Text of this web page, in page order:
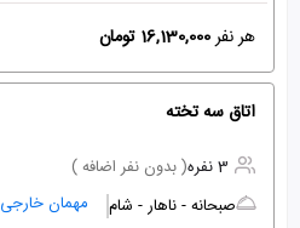
هر نفر16,130,000 تومان
اتاق سه تخته
3 نفره
( بدون نفر اضافه )
صبحانه - ناهار - شام
مهمان خارجی